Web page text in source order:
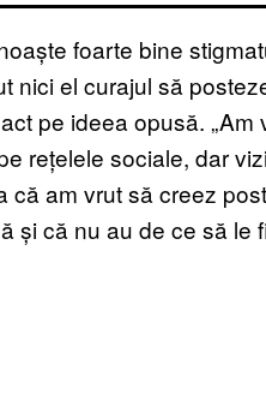
foarte bine
nici el curajul să
pe ideea opusă. „Am
rețelele sociale, dar
am vrut să creez
și că nu au de ce să le